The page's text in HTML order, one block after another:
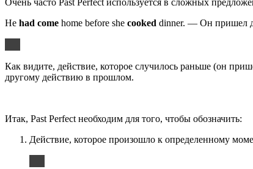
He had come home before she cooked dinner. — Он пришел
Как видите, действие, которое случилось раньше (он
другому действию в прошлом.
Итак, Past Perfect необходим для того, чтобы обозначить:
Действие, которое произошло к определенному